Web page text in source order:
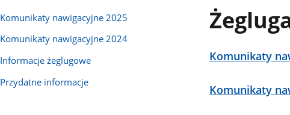
Komunikaty nawigacyjne 2025
Komunikaty nawigacyjne 2024
Informacje żeglugowe
Przydatne informacje
Komunikaty
Komunikaty